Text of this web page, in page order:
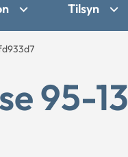
Tilsyn
95-13